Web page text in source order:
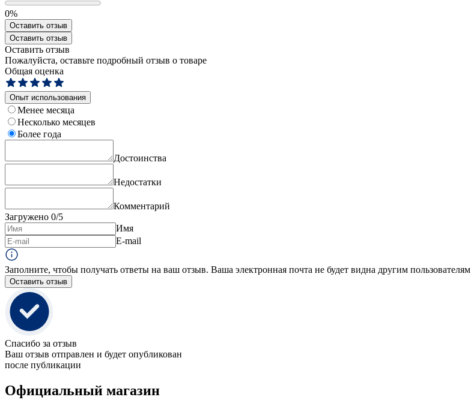
0%
Оставить отзыв
Оставить отзыв
Оставить отзыв
Пожалуйста, оставьте подробный отзыв о товаре
Общая оценка
Опыт использования
Менее месяца
Несколько месяцев
Более года
Достоинства
Недостатки
Комментарий
Загружено 0/5
Имя
E-mail
Заполните, чтобы получать ответы на ваш отзыв. Ваша электронная почта не будет видна другим пользователям
Оставить отзыв
Спасибо за отзыв
Ваш отзыв отправлен и будет опубликован
после публикации
Официальный магазин